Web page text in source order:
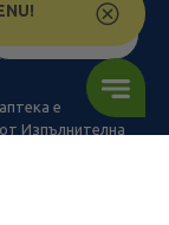
е
Изпълнителна